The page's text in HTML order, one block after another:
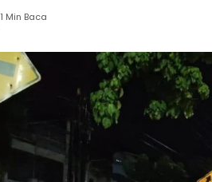
1 Min Baca